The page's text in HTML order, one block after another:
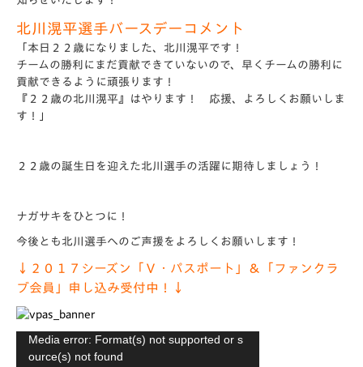
北川滉平選手バースデーコメント
「本日２２歳になりました、北川滉平です！
チームの勝利にまだ貢献できていないので、早くチームの勝利に
貢献できるように頑張ります！
『２２歳の北川滉平』はやります！ 応援、よろしくお願いしま
す！」
２２歳の誕生日を迎えた北川選手の活躍に期待しましょう！
ナガサキをひとつに！
今後とも北川選手へのご声援をよろしくお願いします！
↓２０１７シーズン「Ｖ・パスポート」＆「ファンクラ
ブ会員」申し込み受付中！↓
Media error: Format(s) not supported or s
ource(s) not found